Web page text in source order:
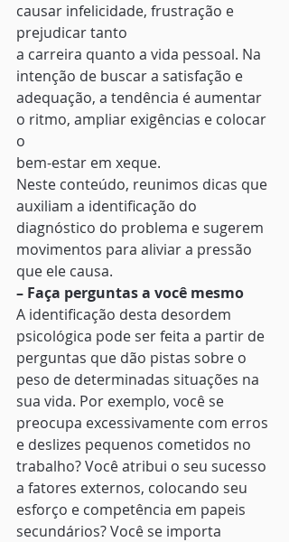
causar infelicidade, frustração e
prejudicar tanto
a carreira quanto a vida pessoal. Na
intenção de buscar a satisfação e
adequação, a tendência é aumentar
o ritmo, ampliar exigências e colocar
o
bem-estar em xeque.
Neste conteúdo, reunimos dicas que
auxiliam a identificação do
diagnóstico do problema e sugerem
movimentos para aliviar a pressão
que ele causa.
– Faça perguntas a você mesmo
A identificação desta desordem
psicológica pode ser feita a partir de
perguntas que dão pistas sobre o
peso de determinadas situações na
sua vida. Por exemplo, você se
preocupa excessivamente com erros
e deslizes pequenos cometidos no
trabalho? Você atribui o seu sucesso
a fatores externos, colocando seu
esforço e competência em papeis
secundários? Você se importa